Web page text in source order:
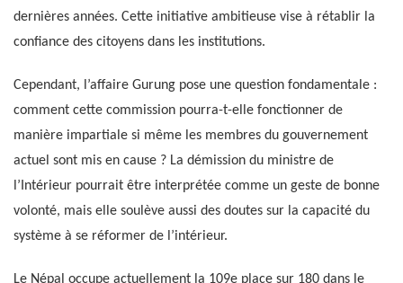
dernières années. Cette initiative ambitieuse vise à rétablir la
confiance des citoyens dans les institutions.
Cependant, l’affaire Gurung pose une question fondamentale :
comment cette commission pourra-t-elle fonctionner de
manière impartiale si même les membres du gouvernement
actuel sont mis en cause ? La démission du ministre de
l’Intérieur pourrait être interprétée comme un geste de bonne
volonté, mais elle soulève aussi des doutes sur la capacité du
système à se réformer de l’intérieur.
Le Népal occupe actuellement la 109e place sur 180 dans le